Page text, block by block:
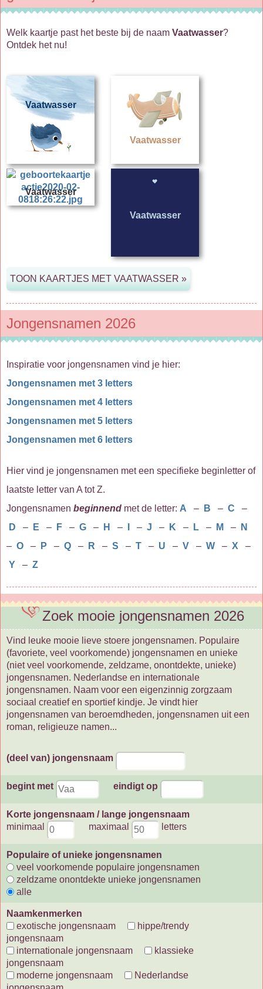
Welk kaartje past het beste bij de naam Vaatwasser?
Ontdek het nu!
Vaatwasser
Vaatwasser
Vaatwasser
Vaatwasser
Jongensnamen 2026
Inspiratie voor jongensnamen vind je hier:
Jongensnamen met 3 letters
Jongensnamen met 4 letters
Jongensnamen met 5 letters
Jongensnamen met 6 letters
Hier vind je jongensnamen met een specifieke beginletter of
laatste letter van A tot Z.
Jongensnamen beginnend met de letter: A – B – C
–
D
– E – F – G – H – – J – K – L – M –
N
– O – P – Q – R – S – T – U – V – W – X
–
Y
– Z
Zoek mooie jongensnamen 2026
Vind leuke mooie lieve stoere jongensnamen. Populaire
(favoriete, veel voorkomende) jongensnamen en unieke
(niet veel voorkomende, zeldzame, onontdekte, unieke)
jongensnamen. Nederlandse en internationale
jongensnamen. Naam voor een eigenzinnig zorgzaam
sociaal creatief en sportief kindje. Je vindt hier
jongensnamen van beroemdheden, jongensnamen uit een
roman, religieuze namen...
(deel van) jongensnaam
begint met eindigt op
Korte jongensnaam / lange jongensnaam
minimaal
maximaal letters
Populaire of unieke jongensnamen
veel voorkomende populaire jongensnamen
zeldzame onontdekte unieke jongensnamen
alle
Naamkenmerken
exotische jongensnaam
hippe/trendy
jongensnaam
internationale jongensnaam
klassieke
jongensnaam
moderne jongensnaam
Nederlandse